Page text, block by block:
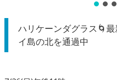
ハリケーンダグラス🌀
イ島の北を通過中